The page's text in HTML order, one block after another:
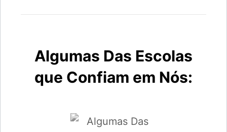
Algumas Das Escolas
que Confiam em Nós: